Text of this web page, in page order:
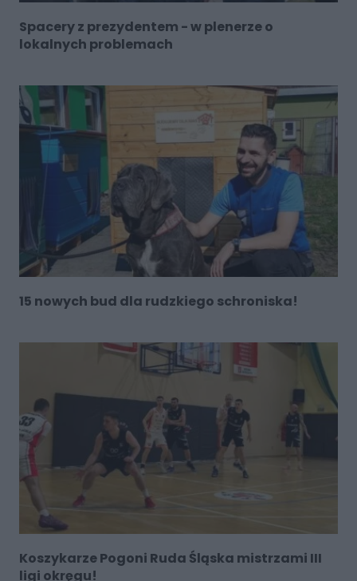
Spacery z prezydentem - w plenerze o
lokalnych problemach
15 nowych bud dla rudzkiego schroniska!
Koszykarze Pogoni Ruda Śląska mistrzami III
ligi okręgu!